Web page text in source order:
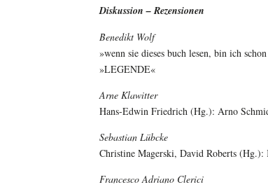
Diskussion – Rezensionen
Benedikt Wolf
»wenn sie dieses buch lesen, bin ich
»LEGENDE«
Arne Klawitter
Hans-Edwin Friedrich (Hg.): Arno
Sebastian Lübcke
Christine Magerski, David Roberts (Hg.):
Francesco Adriano Clerici